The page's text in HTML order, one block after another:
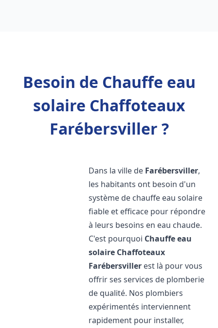
Besoin de Chauffe eau
solaire Chaffoteaux
Farébersviller ?
Dans la ville de Farébersviller,
les habitants ont besoin d'un
système de chauffe eau solaire
fiable et efficace pour répondre
à leurs besoins en eau chaude.
C'est pourquoi Chauffe eau
solaire Chaffoteaux
Farébersviller est là pour vous
offrir ses services de plomberie
de qualité. Nos plombiers
expérimentés interviennent
rapidement pour installer,